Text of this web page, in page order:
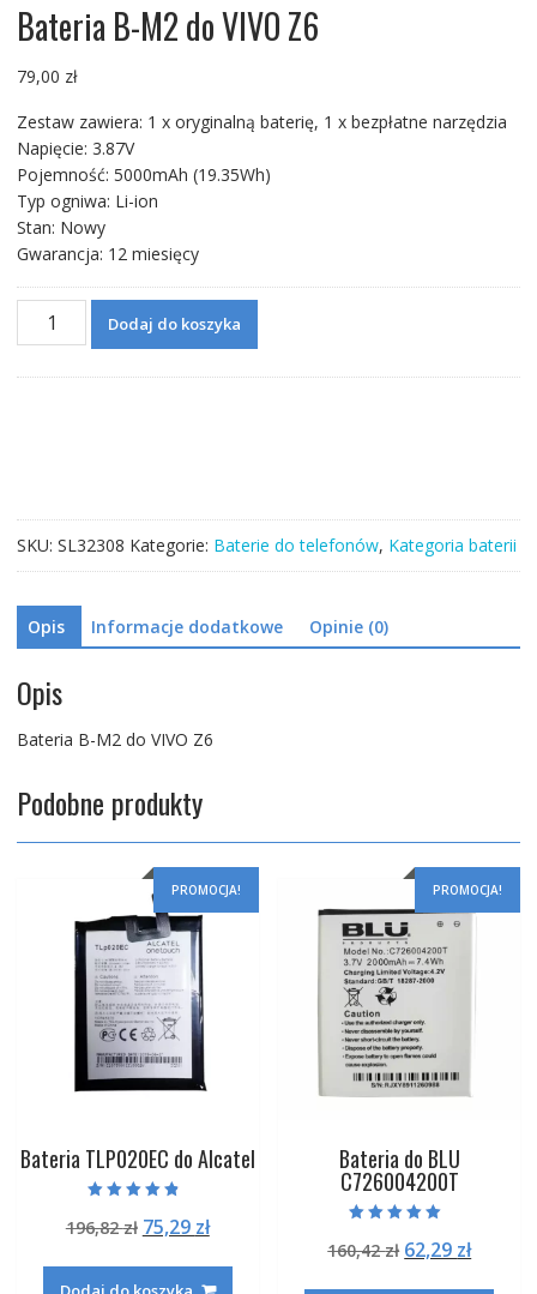
Bateria B-M2 do VIVO Z6
79,00 zł
Zestaw zawiera: 1 x oryginalną baterię, 1 x bezpłatne narzędzia
Napięcie: 3.87V
Pojemność: 5000mAh (19.35Wh)
Typ ogniwa: Li-ion
Stan: Nowy
Gwarancja: 12 miesięcy
ilość
Bateria
Dodaj do koszyka
SKU: SL32308 Kategorie: Baterie do telefonów, Kategoria baterii
Opis Informacje dodatkowe Opinie (0)
Opis
Bateria B-M2 do VIVO Z6
Podobne produkty
PROMOCJA!
Bateria TLP020EC do Alcatel
4.50
na 5
196,82zł Pierwotna
wynosiła:
75,29 złAktualna
PROMOCJA!
Bateria do BLU
C726004200T
5.00
na 5
160,42zł Pierwotna
62,29 zł